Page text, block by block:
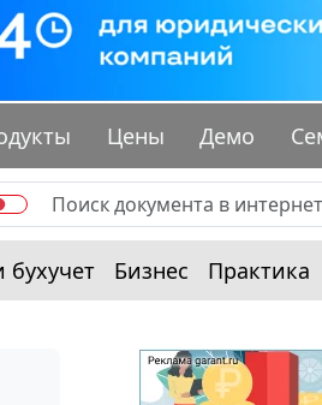
Цены Демо
бухучет Бизнес Практика